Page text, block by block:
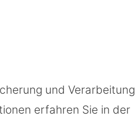
und Verarbeitung
erfahren Sie in der